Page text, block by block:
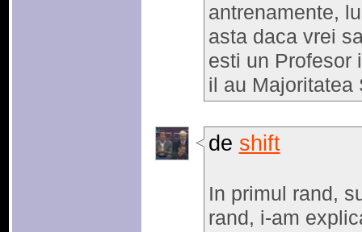
antrenamente,
asta daca vrei
esti un Profesor
il au Majoritatea
de shift
In primul rand,
rand, i-am